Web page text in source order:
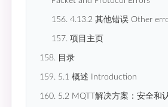
156. 4.13.2 其他错误 Other
157. 项目主页
158. 目录
159. 5.1 概述 Introduction
160. 5.2 MQTT解决方案：安全和